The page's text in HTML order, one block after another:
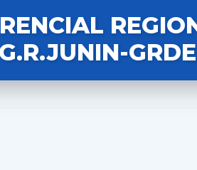
G.R.JUNIN-GRDE